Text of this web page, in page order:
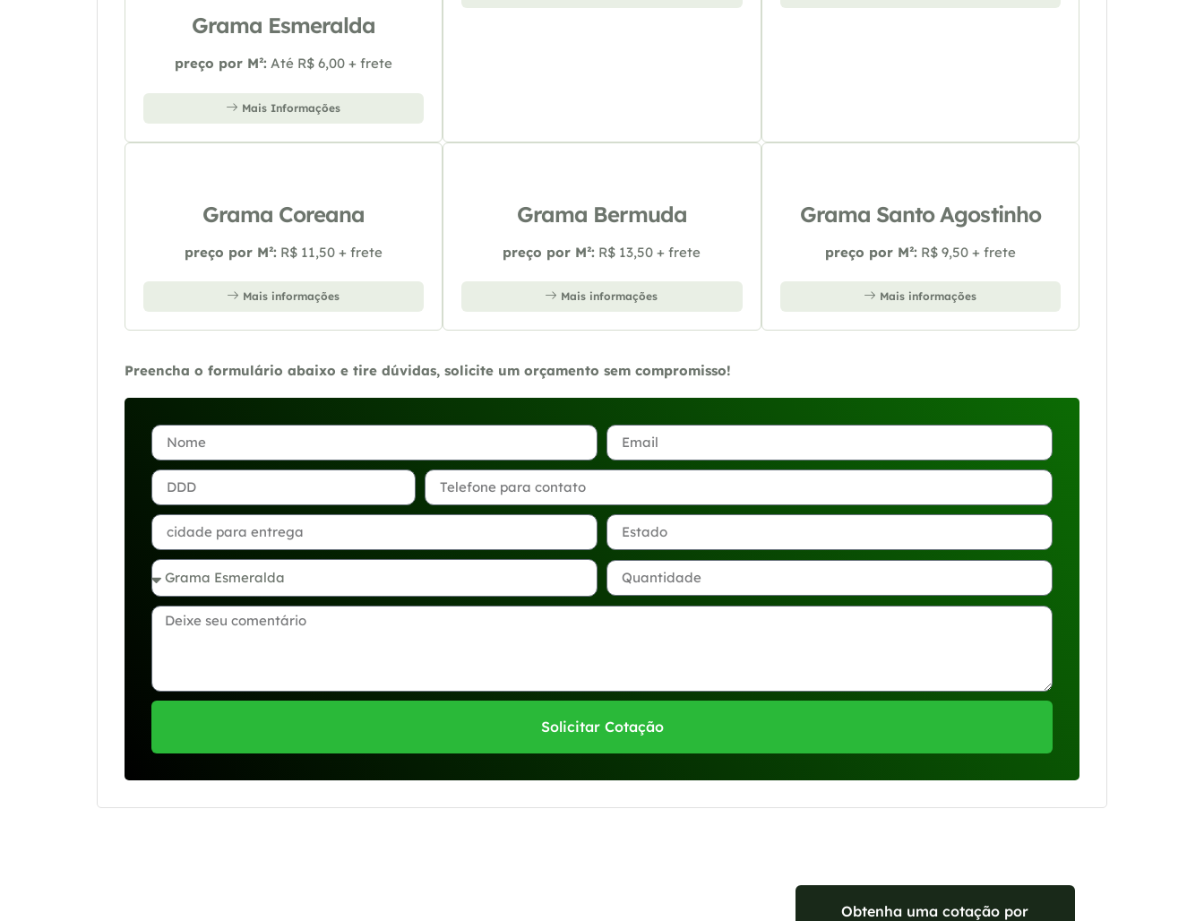
Grama Esmeralda
preço por M²: Até R$ 6,00 + frete
Mais Informações
Grama Coreana
preço por M²: R$ 11,50 + frete
Mais informações
Grama Bermuda
preço por M²: R$ 13,50 + frete
Mais informações
Grama Santo Agostinho
preço por M²: R$ 9,50 + frete
Mais informações
Preencha o formulário abaixo e tire dúvidas, solicite um orçamento sem compromisso!
Solicitar Cotação
Obtenha uma cotação por